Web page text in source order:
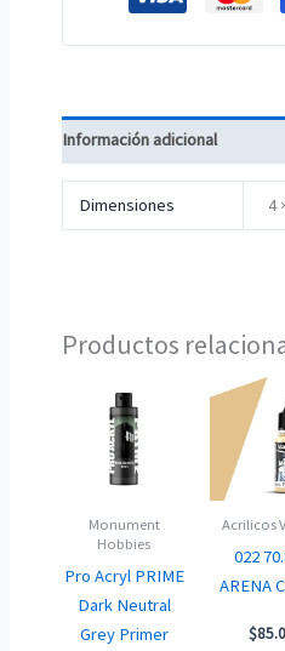
Información adicional
Dimensiones 4
Productos
Monument
Hobbies
Pro Acryl PRIME
Dark Neutral
Grey Primer
Acrilicos
022
ARENA
$